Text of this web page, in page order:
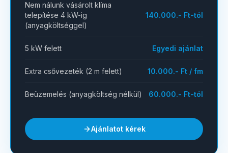
Nem nálunk vásárolt klíma
telepítése 4 kW-ig
(anyagköltséggel)
140.000.- Ft-tól
5 kW felett Egyedi ajánlat
Extra csővezeték (2 m felett) 10.000.- Ft / fm
Beüzemelés (anyagköltség nélkül) 60.000.- Ft-tól
Ajánlatot kérek